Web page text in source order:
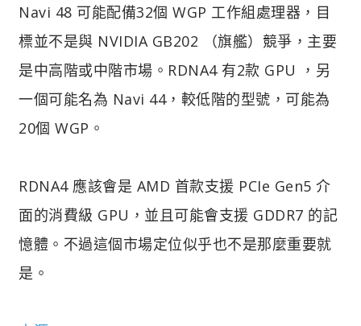
Navi 48 可能配備32個 WGP 工作組處理器，目
標並不是與 NVIDIA GB202 （旗艦）競爭，主要
是中高階或中階市場。RDNA4 有2款 GPU ，另
一個可能名為 Navi 44，較低階的型號，可能為
20個 WGP。
RDNA4 應該會是 AMD 首款支援 PCIe Gen5 介
面的消費級 GPU，並且可能會支援 GDDR7 的記
憶體。不過這個市場定位似乎也不是那麼重要就
是。